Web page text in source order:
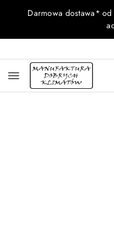
Przejdź do treści
Przejdź do
Przejdź do moje
Przejdź do menu
Przejdź do opisu
Przejdź do stopki
Darmowa dostawa*